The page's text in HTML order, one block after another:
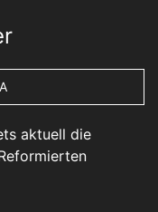
aktuell die